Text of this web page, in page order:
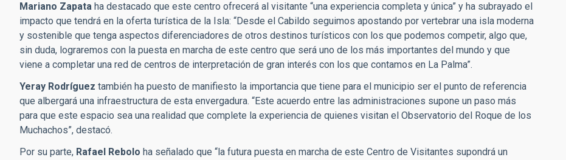
Mariano Zapata ha destacado que este centro ofrecerá al visitante “una experiencia completa y única” y ha subrayado el
impacto que tendrá en la oferta turística de la Isla: “Desde el Cabildo seguimos apostando por vertebrar una isla moderna
y sostenible que tenga aspectos diferenciadores de otros destinos turísticos con los que podemos competir, algo que,
sin duda, lograremos con la puesta en marcha de este centro que será uno de los más importantes del mundo y que
viene a completar una red de centros de interpretación de gran interés con los que contamos en La Palma”.
Yeray Rodríguez también ha puesto de manifiesto la importancia que tiene para el municipio ser el punto de referencia
que albergará una infraestructura de esta envergadura. “Este acuerdo entre las administraciones supone un paso más
para que este espacio sea una realidad que complete la experiencia de quienes visitan el Observatorio del Roque de los
Muchachos”, destacó.
Por su parte, Rafael Rebolo ha señalado que “la futura puesta en marcha de este Centro de Visitantes supondrá un